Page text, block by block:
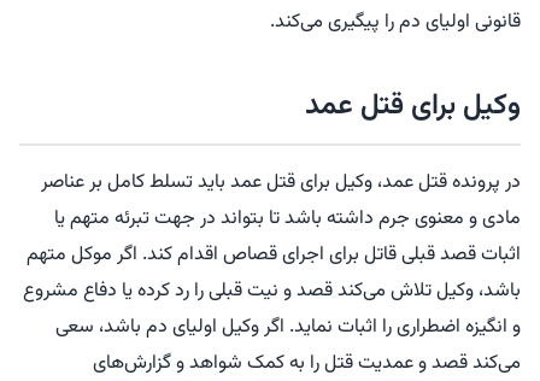
قانونی اولیای دم را پیگیری می‌کند.
وکیل برای قتل عمد
در پرونده قتل عمد، وکیل برای قتل عمد باید تسلط کامل بر عناصر
مادی و معنوی جرم داشته باشد تا بتواند در جهت تبرئه متهم یا
اثبات قصد قبلی قاتل برای اجرای قصاص اقدام کند. اگر موکل متهم
باشد، وکیل تلاش می‌کند قصد و نیت قبلی را رد کرده یا دفاع مشروع
و انگیزه اضطراری را اثبات نماید. اگر وکیل اولیای دم باشد، سعی
می‌کند قصد و عمدیت قتل را به کمک شواهد و گزارش‌های